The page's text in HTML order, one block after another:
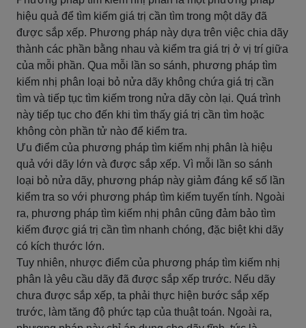
hiệu quả để tìm kiếm giá trị cần tìm trong một dãy đã
được sắp xếp. Phương pháp này dựa trên việc chia dãy
thành các phần bằng nhau và kiểm tra giá trị ở vị trí giữa
của mỗi phần. Qua mỗi lần so sánh, phương pháp tìm
kiếm nhị phân loại bỏ nửa dãy không chứa giá trị cần
tìm và tiếp tục tìm kiếm trong nửa dãy còn lại. Quá trình
này tiếp tục cho đến khi tìm thấy giá trị cần tìm hoặc
không còn phần tử nào để kiểm tra.
Ưu điểm của phương pháp tìm kiếm nhị phân là hiệu
quả với dãy lớn và được sắp xếp. Vì mỗi lần so sánh
loại bỏ nửa dãy, phương pháp này giảm đáng kể số lần
kiểm tra so với phương pháp tìm kiếm tuyến tính. Ngoài
ra, phương pháp tìm kiếm nhị phân cũng đảm bảo tìm
kiếm được giá trị cần tìm nhanh chóng, đặc biệt khi dãy
có kích thước lớn.
Tuy nhiên, nhược điểm của phương pháp tìm kiếm nhị
phân là yêu cầu dãy đã được sắp xếp trước. Nếu dãy
chưa được sắp xếp, ta phải thực hiện bước sắp xếp
trước, làm tăng độ phức tạp của thuật toán. Ngoài ra,